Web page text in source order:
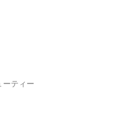
ーティー